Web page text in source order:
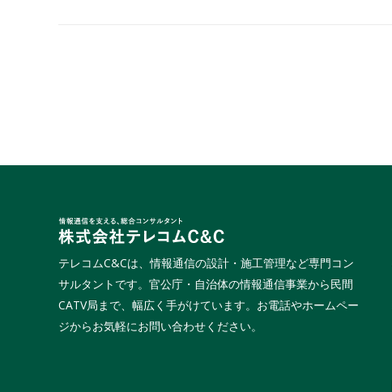
テレコムC&Cは、情報通信の設計・施工管理など専門コン
サルタントです。官公庁・自治体の情報通信事業から民間
CATV局まで、幅広く手がけています。お電話やホームペー
ジからお気軽にお問い合わせください。